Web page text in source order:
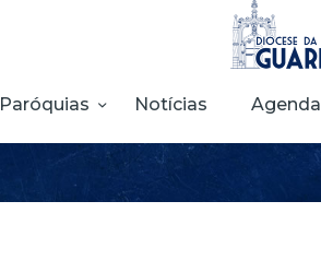
Paróquias Notícias Agenda
PARÓQUIAS